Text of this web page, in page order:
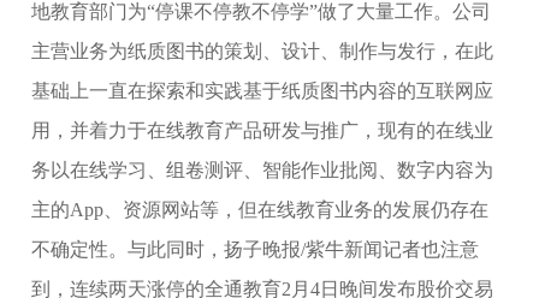
地教育部门为“停课不停教不停学”做了大量工作。公司
主营业务为纸质图书的策划、设计、制作与发行，在此
基础上一直在探索和实践基于纸质图书内容的互联网应
用，并着力于在线教育产品研发与推广，现有的在线业
务以在线学习、组卷测评、智能作业批阅、数字内容为
主的App、资源网站等，但在线教育业务的发展仍存在
不确定性。与此同时，扬子晚报/紫牛新闻记者也注意
到，连续两天涨停的全通教育2月4日晚间发布股价交易